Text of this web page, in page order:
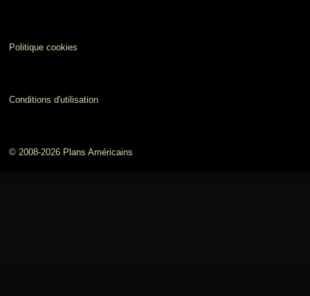
Politique cookies
Conditions d'utilisation
© 2008-2026 Plans Américains